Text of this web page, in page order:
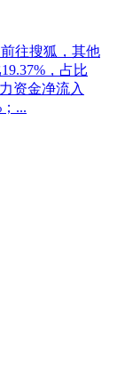
往搜狐，其他
，占比
资金净流入
...